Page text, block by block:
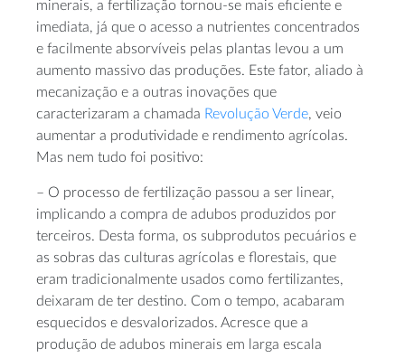
minerais, a fertilização tornou-se mais eficiente e
imediata, já que o acesso a nutrientes concentrados
e facilmente absorvíveis pelas plantas levou a um
aumento massivo das produções. Este fator, aliado à
mecanização e a outras inovações que
caracterizaram a chamada Revolução Verde, veio
aumentar a produtividade e rendimento agrícolas.
Mas nem tudo foi positivo:
– O processo de fertilização passou a ser linear,
implicando a compra de adubos produzidos por
terceiros. Desta forma, os subprodutos pecuários e
as sobras das culturas agrícolas e florestais, que
eram tradicionalmente usados como fertilizantes,
deixaram de ter destino. Com o tempo, acabaram
esquecidos e desvalorizados. Acresce que a
produção de adubos minerais em larga escala